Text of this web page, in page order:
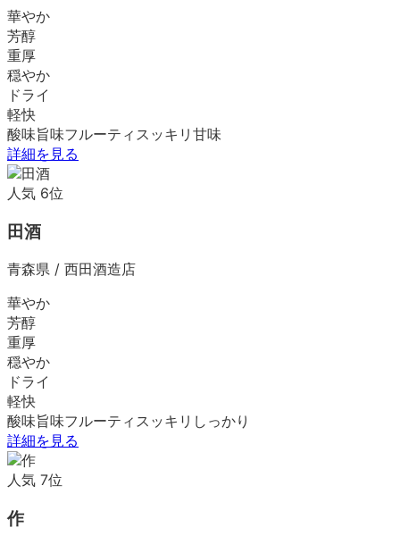
華やか
芳醇
重厚
穏やか
ドライ
軽快
酸味旨味フルーティ スッキリ 甘味
詳細を見る
人気 6位
田酒
青森県 / 西田酒造店
華やか
芳醇
重厚
穏やか
ドライ
軽快
酸味旨味フルーティ スッキリ しっかり
詳細を見る
人気 7位
作